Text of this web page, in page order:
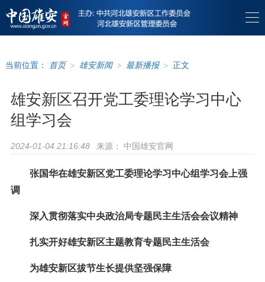
当前位置： 首页 > 雄安新闻 > 最新播报 > 正文
雄安新区召开党工委理论学习中心
组学习会
2024-01-04 21:16:48 来源： 中国雄安官网
张国华在雄安新区党工委理论学习中心组学习会上强
调
深入贯彻落实中央政治局专题民主生活会会议精神
扎实开好雄安新区主题教育专题民主生活会
为雄安新区拔节生长提供坚强保障